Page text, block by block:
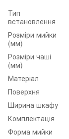
Тип
встановлення
Розміри мийки
(мм)
Розміри чаші
(мм)
Матеріал
Поверхня
Ширина шкафу
Комплектація
Форма мийки